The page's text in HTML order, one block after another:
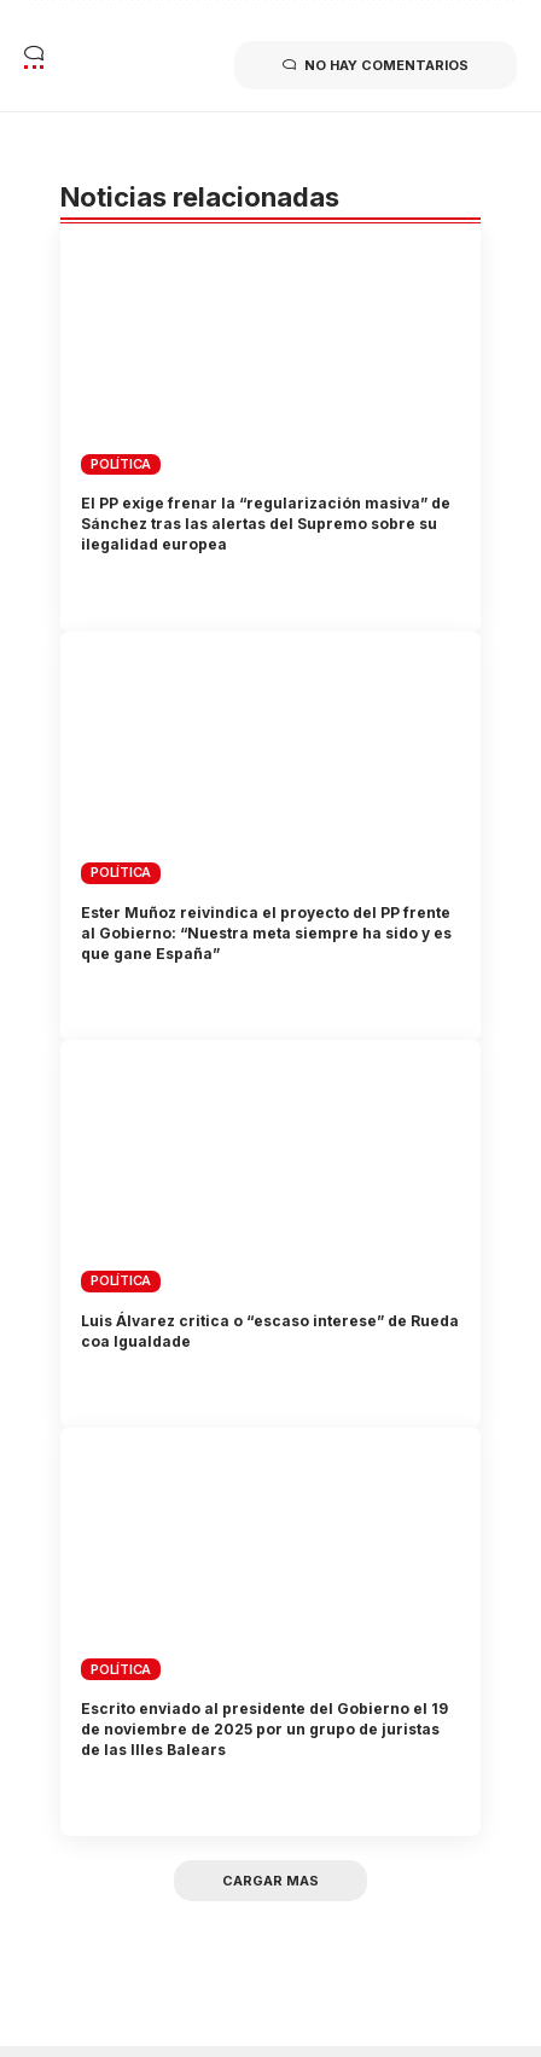
NO HAY COMENTARIOS
Noticias relacionadas
POLÍTICA
El PP exige frenar la “regularización masiva” de
Sánchez tras las alertas del Supremo sobre su
ilegalidad europea
POLÍTICA
Ester Muñoz reivindica el proyecto del PP frente
al Gobierno: “Nuestra meta siempre ha sido y es
que gane España”
POLÍTICA
Luis Álvarez critica o “escaso interese” de Rueda
coa Igualdade
POLÍTICA
Escrito enviado al presidente del Gobierno el 19
de noviembre de 2025 por un grupo de juristas
de las Illes Balears
CARGAR MAS